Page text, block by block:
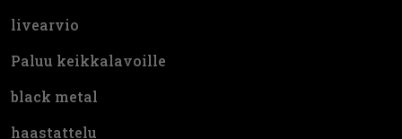
livearvio
Paluu keikkalavoille
black metal
haastattelu